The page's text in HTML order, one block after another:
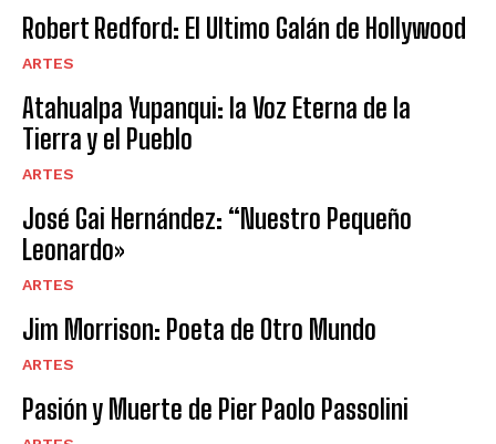
Robert Redford: El Ultimo Galán de Hollywood
ARTES
Atahualpa Yupanqui: la Voz Eterna de la
Tierra y el Pueblo
ARTES
José Gai Hernández: “Nuestro Pequeño
Leonardo»
ARTES
Jim Morrison: Poeta de Otro Mundo
ARTES
Pasión y Muerte de Pier Paolo Passolini